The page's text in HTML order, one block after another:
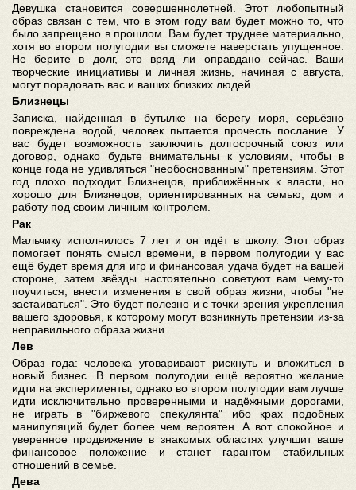
Девушка становится совершеннолетней. Этот любопытный
образ связан с тем, что в этом году вам будет можно то, что
было запрещено в прошлом. Вам будет труднее материально,
хотя во втором полугодии вы сможете наверстать упущенное.
Не берите в долг, это вряд ли оправдано сейчас. Ваши
творческие инициативы и личная жизнь, начиная с августа,
могут порадовать вас и ваших близких людей.
Близнецы
Записка, найденная в бутылке на берегу моря, серьёзно
повреждена водой, человек пытается прочесть послание. У
вас будет возможность заключить долгосрочный союз или
договор, однако будьте внимательны к условиям, чтобы в
конце года не удивляться "необоснованным" претензиям. Этот
год плохо подходит Близнецов, приближённых к власти, но
хорошо для Близнецов, ориентированных на семью, дом и
работу под своим личным контролем.
Рак
Мальчику исполнилось 7 лет и он идёт в школу. Этот образ
помогает понять смысл времени, в первом полугодии у вас
ещё будет время для игр и финансовая удача будет на вашей
стороне, затем звёзды настоятельно советуют вам чему-то
поучиться, внести изменения в свой образ жизни, чтобы "не
застаиваться". Это будет полезно и с точки зрения укрепления
вашего здоровья, к которому могут возникнуть претензии из-за
неправильного образа жизни.
Лев
Образ года: человека уговаривают рискнуть и вложиться в
новый бизнес. В первом полугодии ещё вероятно желание
идти на эксперименты, однако во втором полугодии вам лучше
идти исключительно проверенными и надёжными дорогами,
не играть в "биржевого спекулянта" ибо крах подобных
манипуляций будет более чем вероятен. А вот спокойное и
уверенное продвижение в знакомых областях улучшит ваше
финансовое положение и станет гарантом стабильных
отношений в семье.
Дева